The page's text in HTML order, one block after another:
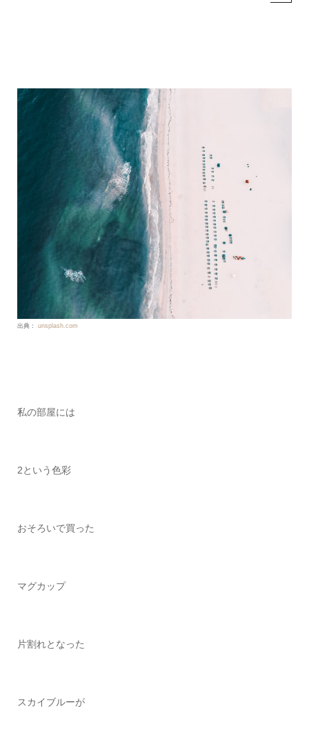
出典： unsplash.com
私の部屋には
2という色彩
おそろいで買った
マグカップ
片割れとなった
スカイブルーが